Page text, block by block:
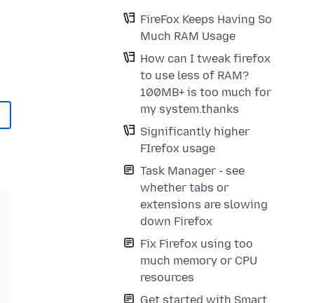
FireFox Keeps Having So
Much RAM Usage
How can I tweak firefox
to use less of RAM?
100MB+ is too much for
my system.thanks
Significantly higher
FIrefox usage
Task Manager - see
whether tabs or
extensions are slowing
down Firefox
Fix Firefox using too
much memory or CPU
resources
Get started with Smart